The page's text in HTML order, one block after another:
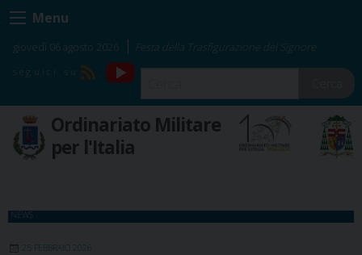
Skip
to
content
Menu
giovedì 06 agosto 2026 Festa della Trasfigurazione del Signore
RSS
YouTube
Ordinariato Militare
per l'Italia
NEWS
25 FEBBRAIO 2026